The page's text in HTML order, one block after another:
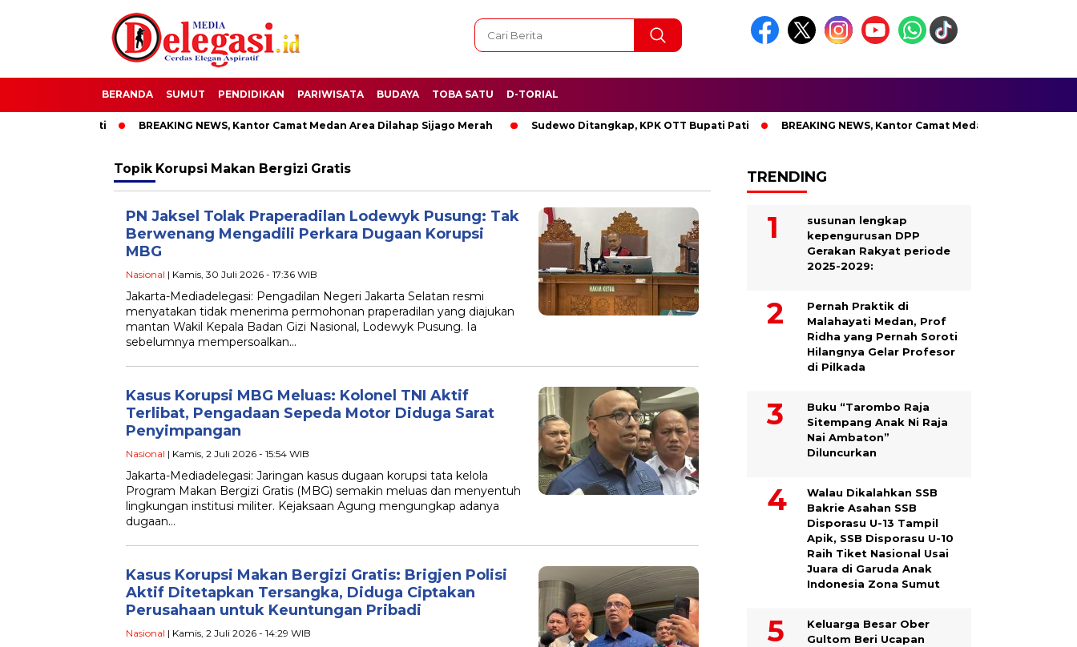
BERANDA SUMUT PENDIDIKAN PARIWISATA BUDAYA TOBA SATU D-TORIAL
BREAKING NEWS, Kantor Camat Medan Area Dilahap Sijago Merah Sudewo Ditangkap, KPK OTT Bupati Pati BREAKING NEWS, Kantor Camat Medan Area Dilahap
Topik Korupsi Makan Bergizi Gratis
PN Jaksel Tolak Praperadilan Lodewyk Pusung: Tak
Berwenang Mengadili Perkara Dugaan Korupsi
MBG
Nasional | Kamis, 30 Juli 2026 - 17:36 WIB
Jakarta-Mediadelegasi: Pengadilan Negeri Jakarta Selatan resmi
menyatakan tidak menerima permohonan praperadilan yang diajukan
mantan Wakil Kepala Badan Gizi Nasional, Lodewyk Pusung. Ia
sebelumnya mempersoalkan…
Kasus Korupsi MBG Meluas: Kolonel TNI Aktif
Terlibat, Pengadaan Sepeda Motor Diduga Sarat
Penyimpangan
Nasional | Kamis, 2 Juli 2026 - 15:54 WIB
Jakarta-Mediadelegasi: Jaringan kasus dugaan korupsi tata kelola
Program Makan Bergizi Gratis (MBG) semakin meluas dan menyentuh
lingkungan institusi militer. Kejaksaan Agung mengungkap adanya
dugaan…
Kasus Korupsi Makan Bergizi Gratis: Brigjen Polisi
Aktif Ditetapkan Tersangka, Diduga Ciptakan
Perusahaan untuk Keuntungan Pribadi
Nasional | Kamis, 2 Juli 2026 - 14:29 WIB
TRENDING
susunan lengkap
kepengurusan DPP
Gerakan Rakyat periode
2025-2029:
Pernah Praktik di
Malahayati Medan, Prof
Ridha yang Pernah Soroti
Hilangnya Gelar Profesor
di Pilkada
Buku “Tarombo Raja
Sitempang Anak Ni Raja
Nai Ambaton”
Diluncurkan
Walau Dikalahkan SSB
Bakrie Asahan SSB
Disporasu U-13 Tampil
Apik, SSB Disporasu U-10
Raih Tiket Nasional Usai
Juara di Garuda Anak
Indonesia Zona Sumut
Keluarga Besar Ober
Gultom Beri Ucapan